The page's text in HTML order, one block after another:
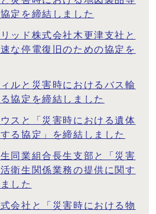
定を締結しました
ッド株式会社木更津支社と
な停電復旧のための協定を
ルと災害時におけるバス輸
協定を締結しました
スと「災害時における遺体
る協定」を締結しました
同業組合長生支部と「災害
衛生関係業務の提供に関す
した
会社と「災害時における物